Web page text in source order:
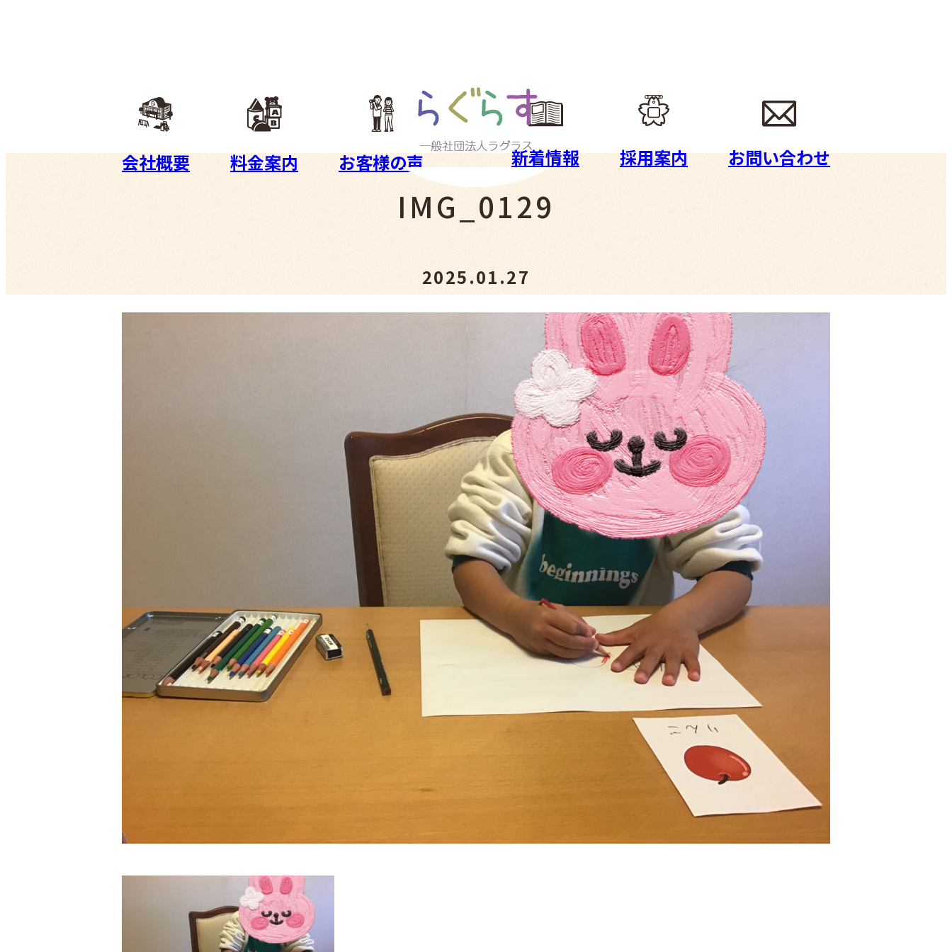
会社概要 料金案内 お客様の声 新着情報 採用案内 お問い合わせ
IMG_0129
2025.01.27